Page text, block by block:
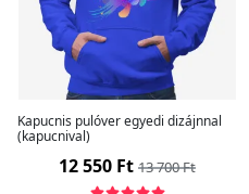
Kapucnis pulóver egyedi dizájnnal
(kapucnival)
12 550 Ft 13 700 Ft